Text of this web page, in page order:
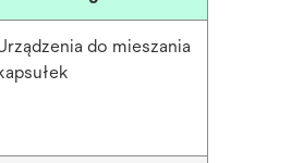
do mieszania